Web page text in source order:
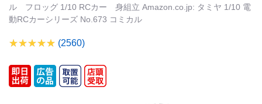
ル フロッグ 1/10 RCカー 身組立 Amazon.co.jp: タミヤ 1/10 電
動RCカーシリーズ No.673 コミカル
(2560)